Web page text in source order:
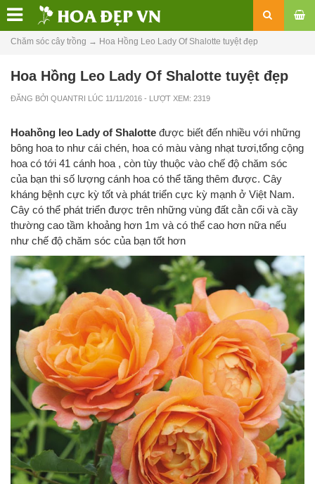
Chăm sóc cây trồng → Hoa Hồng Leo Lady Of Shalotte tuyệt đẹp
Hoa Hồng Leo Lady Of Shalotte tuyệt đẹp
ĐĂNG BỞI QUANTRI LÚC 11/11/2016 - LƯỢT XEM: 2319
Hoahồng leo Lady of Shalotte được biết đến nhiều với những
bông hoa to như cái chén, hoa có màu vàng nhạt tươi,tổng cộng
hoa có tới 41 cánh hoa , còn tùy thuộc vào chế độ chăm sóc
của bạn thi số lượng cánh hoa có thể tăng thêm được. Cây
kháng bệnh cực kỳ tốt và phát triển cực kỳ mạnh ở Việt Nam.
Cây có thể phát triển được trên những vùng đất cằn cổi và cầy
thường cao tầm khoảng hơn 1m và có thể cao hơn nữa nếu
như chế độ chăm sóc của bạn tốt hơn